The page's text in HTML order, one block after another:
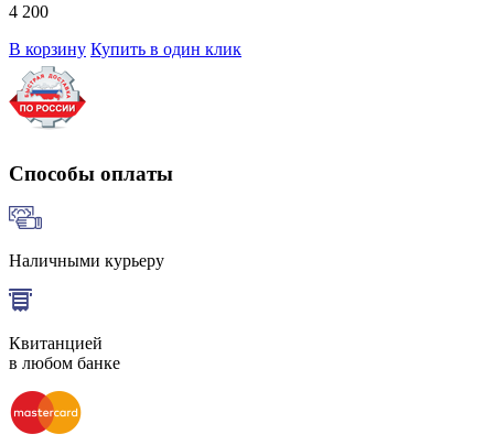
4 200
В корзину Купить в один клик
Способы оплаты
Наличными курьеру
Квитанцией
в любом банке